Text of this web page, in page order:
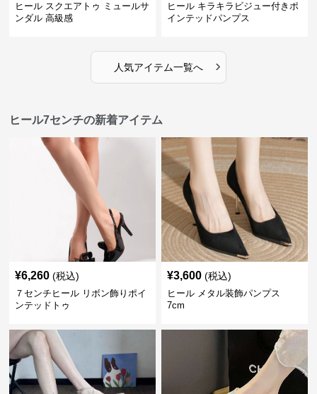
ヒール スクエアトゥ ミュールサ
ンダル 高級感
ヒール キラキラビジュー付きポ
インテッドパンプス
人気アイテム一覧へ ›
ヒール7センチの新着アイテム
¥6,260 (税込)
７センチヒール リボン飾りポイ
ンテッドトゥ
¥3,600 (税込)
ヒール メタル装飾パンプス
7cm